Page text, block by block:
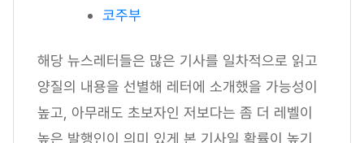
코주부
해당 뉴스레터들은 많은 기사를 일차적으로 읽고
양질의 내용을 선별해 레터에 소개했을 가능성이
높고, 아무래도 초보자인 저보다는 좀 더 레벨이
높은 발행인이 의미 있게 본 기사일 확률이 높기